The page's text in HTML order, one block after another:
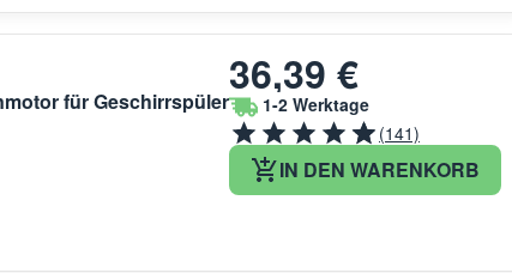
für Geschirrspüler
36,39 €
1-2 Werktage
(141)
IN DEN WARENKORB